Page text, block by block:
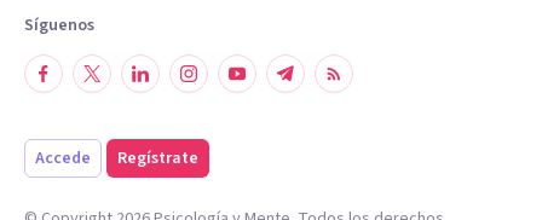
Síguenos
Accede Regístrate